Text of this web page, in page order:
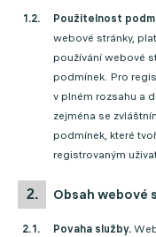
Použitelnost
webové stránky,
používání webové
podmínek. Pro
v plném rozsahu a
zejména se
podmínek, které
registrovaným
obsah webové
Povaha služby.